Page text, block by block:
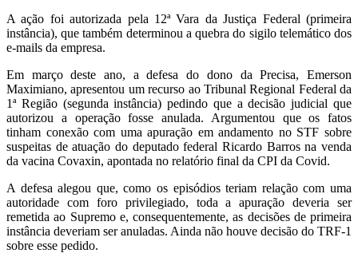
A ação foi autorizada pela 12ª Vara da Justiça Federal (primeira
instância), que também determinou a quebra do sigilo telemático dos
e-mails da empresa.
Em março deste ano, a defesa do dono da Precisa, Emerson
Maximiano, apresentou um recurso ao Tribunal Regional Federal da
1ª Região (segunda instância) pedindo que a decisão judicial que
autorizou a operação fosse anulada. Argumentou que os fatos
tinham conexão com uma apuração em andamento no STF sobre
suspeitas de atuação do deputado federal Ricardo Barros na venda
da vacina Covaxin, apontada no relatório final da CPI da Covid.
A defesa alegou que, como os episódios teriam relação com uma
autoridade com foro privilegiado, toda a apuração deveria ser
remetida ao Supremo e, consequentemente, as decisões de primeira
instância deveriam ser anuladas. Ainda não houve decisão do TRF-1
sobre esse pedido.